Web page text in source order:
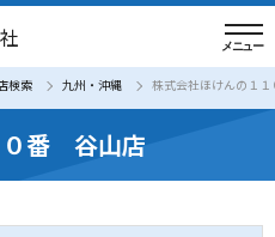
検索 九州・沖縄 株式会社ほけんの１
０番 谷山店